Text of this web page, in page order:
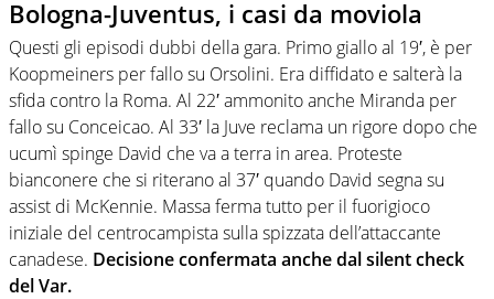
Bologna-Juventus, i casi da moviola
Questi gli episodi dubbi della gara. Primo giallo al 19′, è per
Koopmeiners per fallo su Orsolini. Era diffidato e salterà la
sfida contro la Roma. Al 22′ ammonito anche Miranda per
fallo su Conceicao. Al 33′ la Juve reclama un rigore dopo che
ucumì spinge David che va a terra in area. Proteste
bianconere che si riterano al 37′ quando David segna su
assist di McKennie. Massa ferma tutto per il fuorigioco
iniziale del centrocampista sulla spizzata dell’attaccante
canadese. Decisione confermata anche dal silent check
del Var.